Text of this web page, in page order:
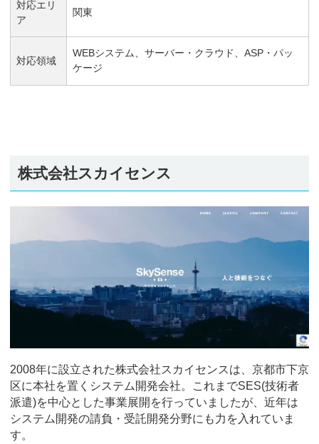
対応エリ
ア
関東
対応領域
WEBシステム、サーバー・クラウド、ASP・パッ
ケージ
株式会社スカイセンス
2008年に設立された株式会社スカイセンスは、京都市下京
区に本社を置くシステム開発会社。これまでSES(技術者
派遣)を中心とした事業展開を行っていましたが、近年は
システム開発の請負・受託開発分野にも力を入れていま
す。